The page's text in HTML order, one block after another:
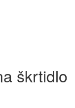
škrtidlo